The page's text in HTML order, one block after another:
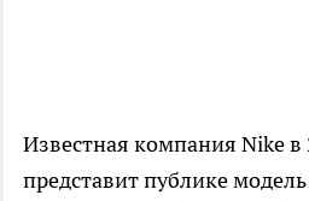
Известная компания Nike в
представит публике